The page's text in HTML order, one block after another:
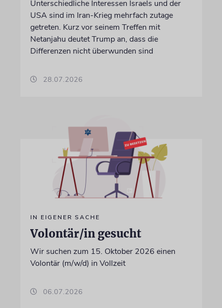
Unterschiedliche Interessen Israels und der
USA sind im Iran-Krieg mehrfach zutage
getreten. Kurz vor seinem Treffen mit
Netanjahu deutet Trump an, dass die
Differenzen nicht überwunden sind
28.07.2026
IN EIGENER SACHE
Volontär/in gesucht
Wir suchen zum 15. Oktober 2026 einen
Volontär (m/w/d) in Vollzeit
06.07.2026